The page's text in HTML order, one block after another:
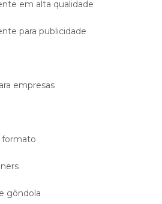
em alta qualidade
para publicidade
empresas
formato
gôndola